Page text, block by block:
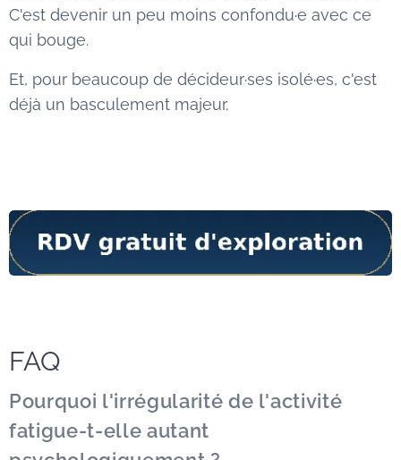
C'est devenir un peu moins confondu·e avec ce
qui bouge.
Et, pour beaucoup de décideur·ses isolé·es, c'est
déjà un basculement majeur.
FAQ
Pourquoi l'irrégularité de l'activité
fatigue-t-elle autant